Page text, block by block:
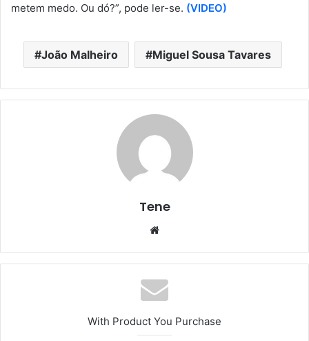
metem medo. Ou dó?”, pode ler-se. (VIDEO)
João Malheiro Miguel Sousa Tavares
Tene
Website
With Product You Purchase